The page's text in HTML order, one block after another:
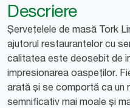
Descriere
Șervețelele de masă Tork
ajutorul restaurantelor cu
calitatea este deosebit de
impresionarea oaspeților.
arată și se comportă ca un
semnificativ mai moale și